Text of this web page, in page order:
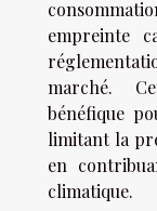
empreinte
marché.
bénéfique
limitant la
en
climatique.